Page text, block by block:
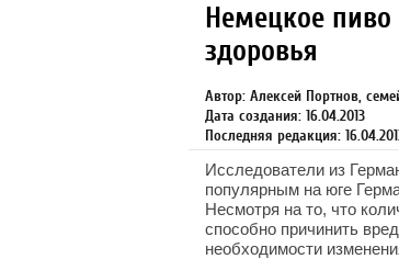
Немецкое
здоровья
Автор: Алексей Портнов,
Дата создания: 16.04.2013
Последняя редакция:
Исследователи из
популярным на юге
Несмотря на то, что
способно причинить
необходимости